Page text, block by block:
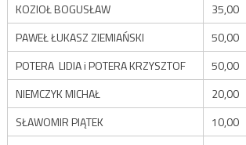
KOZIOŁ BOGUSŁAW
35,00
PAWEŁ ŁUKASZ ZIEMIAŃSKI
50,00
POTERA LIDIA i POTERA KRZYSZTOF
50,00
NIEMCZYK MICHAŁ
20,00
SŁAWOMIR PIĄTEK
10,00